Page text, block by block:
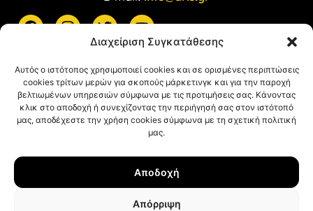
Διαχείριση Συγκατάθεσης
Αυτός ο ιστότοπος χρησιμοποιεί cookies και σε ορισμένες περιπτώσεις
cookies τρίτων μερών για σκοπούς μάρκετινγκ και για την παροχή
βελτιωμένων υπηρεσιών σύμφωνα με τις προτιμήσεις σας. Κάνοντας
κλικ στο αποδοχή ή συνεχίζοντας την περιήγησή σας στον ιστότοπό
μας, αποδέχεστε την χρήση cookies σύμφωνα με τη σχετική πολιτική
μας.
Αποδοχή
Απόρριψη
Όροι Χρήσης